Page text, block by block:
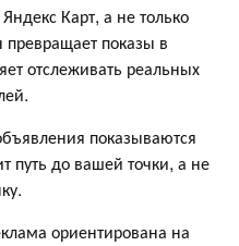
Карт, а не только
превращает показы в
отслеживать реальных
показываются
путь до вашей точки, а не
ориентирована на